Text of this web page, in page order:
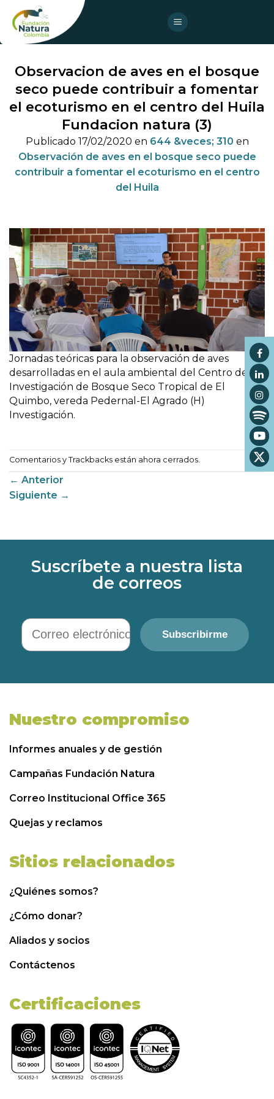
content
Observacion de aves en el bosque
seco puede contribuir a fomentar
el ecoturismo en el centro del Huila
Fundacion natura (3)
Publicado 17/02/2020 en 644 &veces; 310 en
Observación de aves en el bosque seco puede
contribuir a fomentar el ecoturismo en el centro
del Huila
Jornadas teóricas para la observación de aves
desarrolladas en el aula ambiental del Centro de
Investigación de Bosque Seco Tropical de El
Quimbo, vereda Pedernal-El Agrado (H)
Investigación.
Comentarios y Trackbacks están ahora cerrados.
← Anterior
Siguiente →
Suscríbete a nuestra lista
de correos
Correo electrónico
Subscribirme
Nuestro compromiso
Informes anuales y de gestión
Campañas Fundación Natura
Correo Institucional Office 365
Quejas y reclamos
Sitios relacionados
¿Quiénes somos?
¿Cómo donar?
Aliados y socios
Contáctenos
Certificaciones